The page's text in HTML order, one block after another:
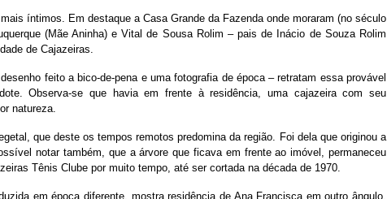
íntimos. Em destaque a Casa Grande da Fazenda onde moraram (no século
(Mãe Aninha) e Vital de Sousa Rolim – pais de Inácio de Souza Rolim
de Cajazeiras.
feito a bico-de-pena e uma fotografia de época – retratam essa provável
Observa-se que havia em frente à residência, uma cajazeira com seu
natureza.
que deste os tempos remotos predomina da região. Foi dela que originou a
notar também, que a árvore que ficava em frente ao imóvel, permaneceu
Tênis Clube por muito tempo, até ser cortada na década de 1970.
em época diferente, mostra residência de Ana Francisca em outro ângulo,